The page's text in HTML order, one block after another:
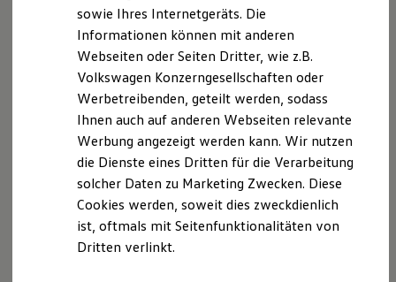
Werkbesichtigung
Lifestyle Shop
T-Roc Kollektion
Golf Kollektion
ID. Kollektion
Volkswagen Kollektion
R-Kollektion
GTI Kollektion
Fußball Drop
we drive football
#wedriveproud
Besitzer und Service
Software Updates
Service und Ersatzteile
Mitglied der Industrie- und Handelskammer Kiel
Bergstr. 2
24103 Kiel
Berufsrechtliche Regelungen:
§34 d Gewerbeordnung (ggf. § 34 e
Gewerbeordnung)
§§ 59 - 68 VVG
VersVermV
Die berufsrechtlichen Regelungen können über
sowie Ihres Internetgeräts. Die
Informationen können mit anderen
Webseiten oder Seiten Dritter, wie z.B.
Volkswagen Konzerngesellschaften oder
Werbetreibenden, geteilt werden, sodass
Ihnen auch auf anderen Webseiten relevante
Werbung angezeigt werden kann. Wir nutzen
die Dienste eines Dritten für die Verarbeitung
solcher Daten zu Marketing Zwecken. Diese
Cookies werden, soweit dies zweckdienlich
ist, oftmals mit Seitenfunktionalitäten von
Dritten verlinkt.